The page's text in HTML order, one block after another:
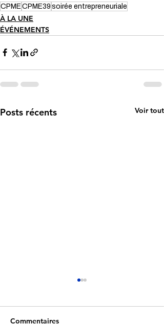
CPMECPME39 soirée entrepreneuriale
À LA UNE
ÉVÉNEMENTS
Posts récents Voir tout
Commentaires